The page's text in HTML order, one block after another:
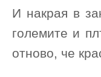
И накрая в
големите и
отново, че